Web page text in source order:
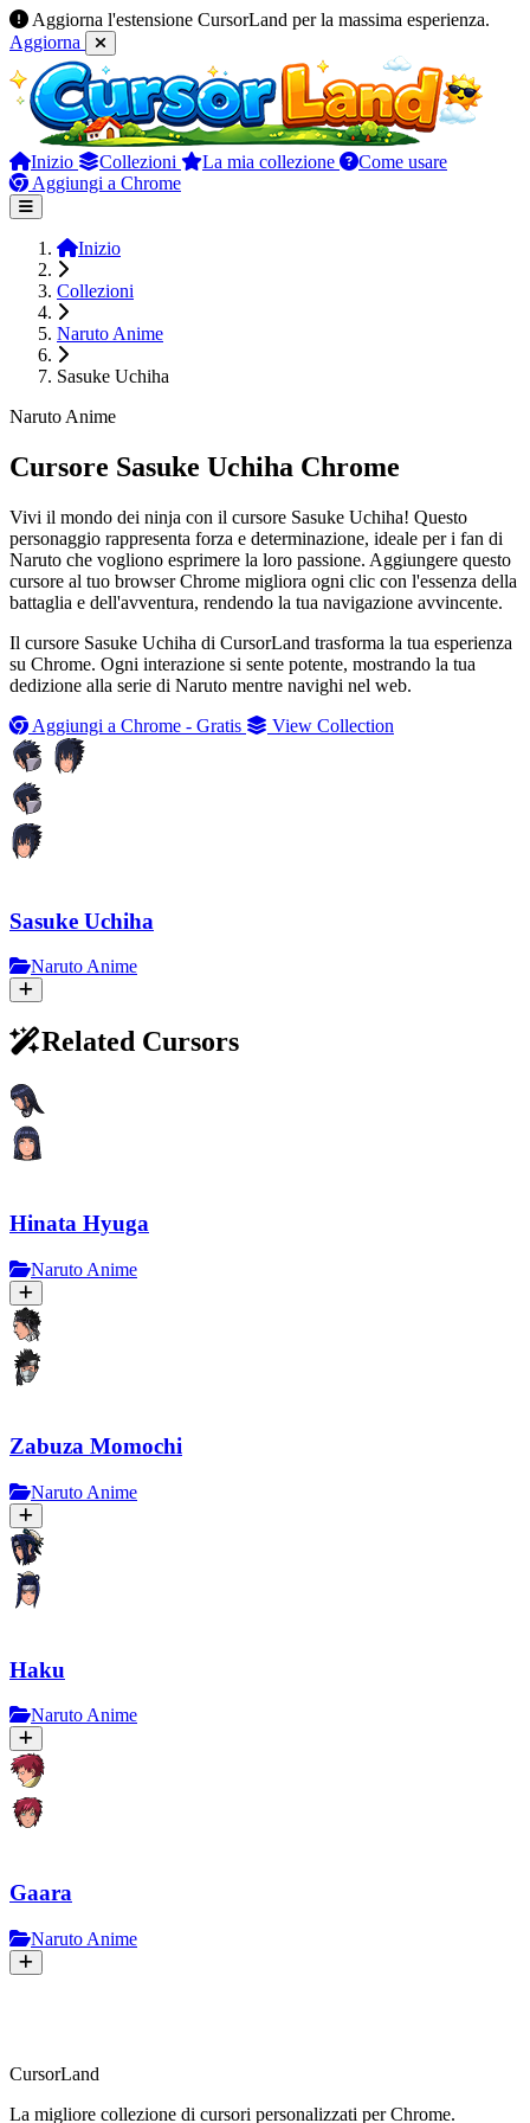
Aggiorna l'estensione CursorLand per la massima esperienza.
Aggiorna
Inizio Collezioni La mia collezione
Come usare
Aggiungi a Chrome
Inizio
Collezioni
Naruto Anime
Sasuke Uchiha
Naruto Anime
Cursore Sasuke Uchiha Chrome
Vivi il mondo dei ninja con il cursore Sasuke Uchiha! Questo
personaggio rappresenta forza e determinazione, ideale per i fan di
Naruto che vogliono esprimere la loro passione. Aggiungere questo
cursore al tuo browser Chrome migliora ogni clic con l'essenza della
battaglia e dell'avventura, rendendo la tua navigazione avvincente.
Il cursore Sasuke Uchiha di CursorLand trasforma la tua esperienza
su Chrome. Ogni interazione si sente potente, mostrando la tua
dedizione alla serie di Naruto mentre navighi nel web.
Aggiungi a Chrome - Gratis
View Collection
Sasuke Uchiha
Naruto Anime
Related Cursors
Hinata Hyuga
Naruto Anime
Zabuza Momochi
Naruto Anime
Haku
Naruto Anime
Gaara
Naruto Anime
CursorLand
La migliore collezione di cursori personalizzati per Chrome.